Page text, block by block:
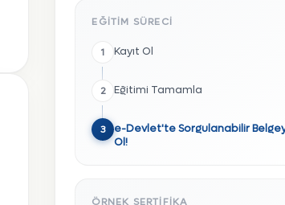
EĞITIM SÜRECI
1 Kayıt Ol
2 Eğitimi Tamamla
3
e-Devlet'te Sorgulanabilir
Ol!
ÖRNEK SERTIFIKA